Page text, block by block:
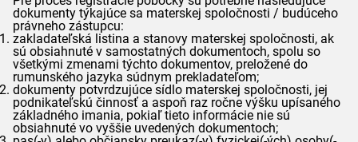
dokumenty týkajúce sa materskej spoločnosti / budúceho
právneho zástupcu:
zakladateľská listina a stanovy materskej spoločnosti, ak
sú obsiahnuté v samostatných dokumentoch, spolu so
všetkými zmenami týchto dokumentov, preložené do
rumunského jazyka súdnym prekladateľom;
dokumenty potvrdzujúce sídlo materskej spoločnosti, jej
podnikateľskú činnosť a aspoň raz ročne výšku upísaného
základného imania, pokiaľ tieto informácie nie sú
obsiahnuté vo vyššie uvedených dokumentoch;